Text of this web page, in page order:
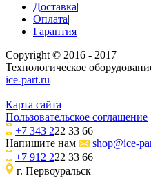
Доставка|
Оплата|
Гарантия
Copyright © 2016 - 2017
Технологическое
ice-part.ru
Карта сайта
Пользовательское соглашение
+7 343 222 33 66
Напишите нам
shop@ice-
+7 912 222 33 66
г. Первоуральск